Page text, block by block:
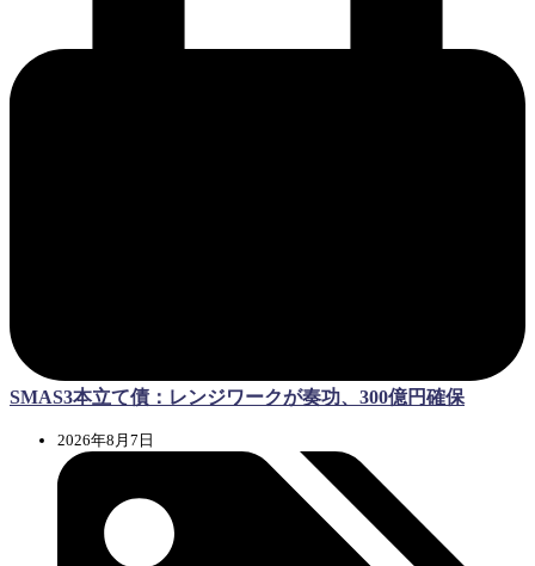
SMAS3本立て債：レンジワークが奏功、300億円確保
2026年8月7日